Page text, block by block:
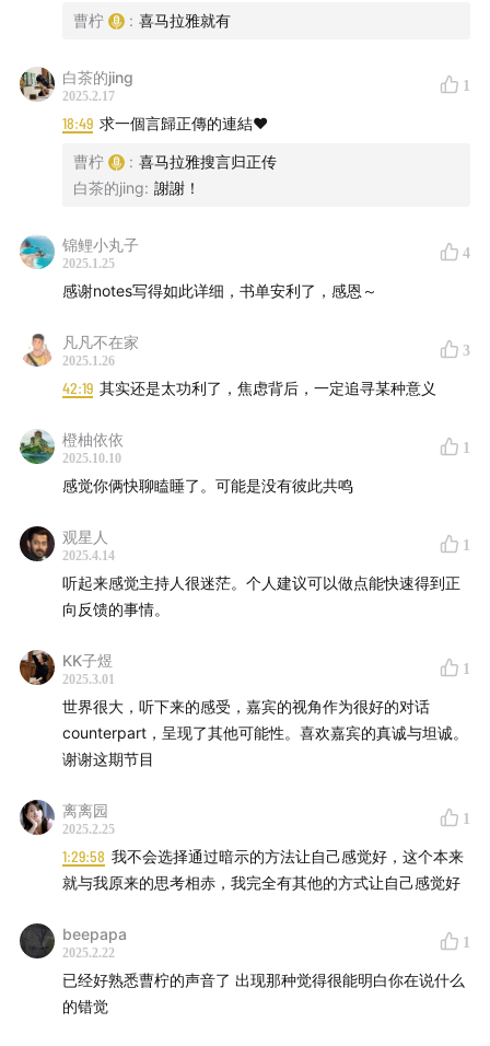
and Spiritual Ideal in Early China）
侯世达《我是个怪圈》（I Am a Strange Loop）
·关于演化与智能
Evolution, AI, and the Five Breakthroughs That
Made Our Brains》
Learn Better Than Any Machine . . . for Now》
大卫·格雷伯 &大卫·温格罗《人类新史：一次改写人类命运
的尝试》（The Dawn of Everything : A New History of
Humanity）
与重生》
·关于正念冥想与修行
辨喜《瑜伽奥义丛书》
一行禅师《正念的奇迹》
潘卡吉·米什拉《苦厄的终结》
成庆《人生解忧：佛学入门四十讲》
罗伯特·M.波西格 《禅与摩托车维修艺术》
工作、想做实事、想和大家沟通好，工作到很晚也依然动力
本的去还是留的生存问题。我需要更多关注把事情做出来，
展现我的价值，而不是再纠结“生活该怎么过才是好的”。于
是直接进入纯粹的行动模式。同时动力可能也来自于我意识
本满足了我所有的期待，这是多么难得，我为什么不珍惜和
认真对待。于是这周就是一个目标明确、关注进度和产出、
的工作的人。说实话，我很享受这种专注的状态，内耗和犹
到却总是做不到的状态。另外，现在连刷社交媒体信息的兴
趣都降低了，积极休息（正念、运动、阅读、早睡等）也变
成了一种自然而然的事（专注工作后的身体需要）。所以我
感觉，那些生存压力也未必是坏事， 特别是对于像我这样思
置确认的契机，也是自我优化问题的具体、清晰、有效的求
解限制条件和触发器。
曹柠 : 喜马拉雅就有
白茶的jing
2025.2.17
1
18:49 求一個言歸正傳的連結❤️
曹柠 : 喜马拉雅搜言归正传
白茶的jing: 謝謝！
锦鲤小丸子
2025.1.25
4
感谢notes写得如此详细，书单安利了，感恩～
凡凡不在家
2025.1.26
3
42:19 其实还是太功利了，焦虑背后，一定追寻某种意义
橙柚依依
2025.10.10
1
感觉你俩快聊瞌睡了。可能是没有彼此共鸣
观星人
2025.4.14
1
听起来感觉主持人很迷茫。个人建议可以做点能快速得到正
向反馈的事情。
KK子煜
2025.3.01
1
世界很大，听下来的感受，嘉宾的视角作为很好的对话
counterpart，呈现了其他可能性。喜欢嘉宾的真诚与坦诚。
谢谢这期节目
离离园
2025.2.25
1
1:29:58 我不会选择通过暗示的方法让自己感觉好，这个本来
就与我原来的思考相赤，我完全有其他的方式让自己感觉好
beepapa
2025.2.22
1
已经好熟悉曹柠的声音了 出现那种觉得很能明白你在说什么
的错觉